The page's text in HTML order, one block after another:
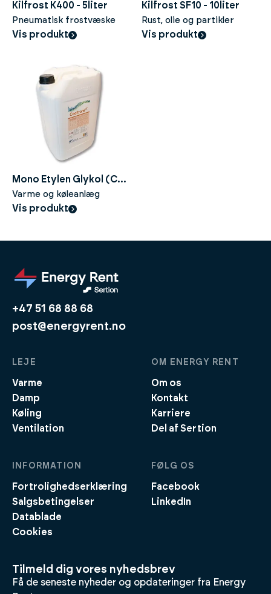
Kilfrost K400 - 5liter
Pneumatisk frostvæske
Vis produkt
Kilfrost SF10 - 10liter
Rust, olie og partikler
Vis produkt
Mono Etylen Glykol (CT)
- 100% - 25liter
Varme og køleanlæg
Vis produkt
+47 51 68 88 68
post@energyrent.no
LEJE
Varme
Damp
Køling
Ventilation
OM ENERGY RENT
Om os
Kontakt
Karriere
Del af Sertion
INFORMATION
Fortrolighedserklæring
Salgsbetingelser
Datablade
Cookies
FØLG OS
Facebook
LinkedIn
Tilmeld dig vores nyhedsbrev
Få de seneste nyheder og opdateringer fra Energy